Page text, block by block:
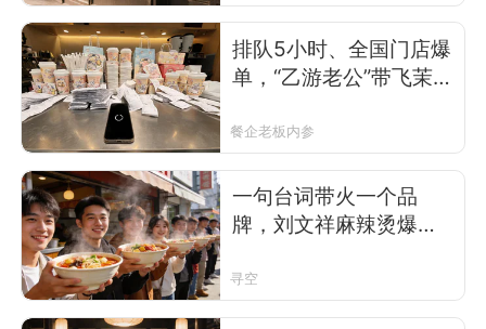
排队5小时、全国门店爆
单，“乙游老公”带飞茉莉
餐企老板内参
一句台词带火一个品
牌，刘文祥麻辣烫爆火
寻空